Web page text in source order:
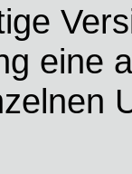
eine